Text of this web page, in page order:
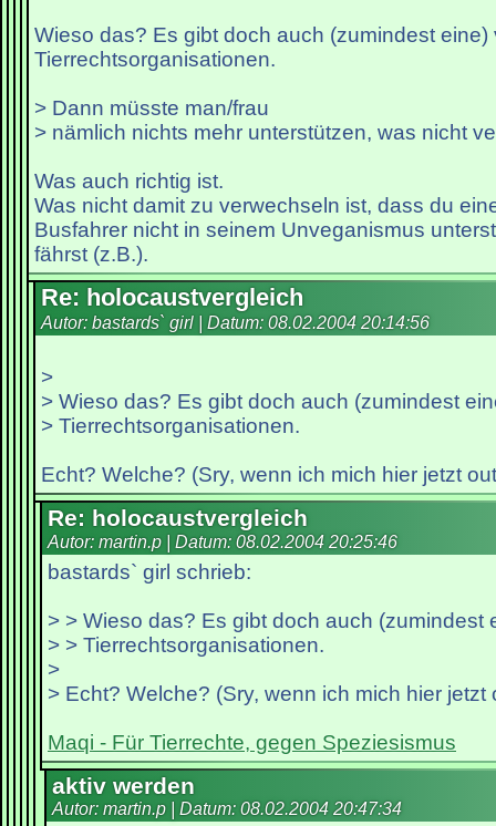
Wieso das? Es gibt doch auch (zumindest eine)
Tierrechtsorganisationen.
> Dann müsste man/frau
> nämlich nichts mehr unterstützen, was nicht
Was auch richtig ist.
Was nicht damit zu verwechseln ist, dass du
Busfahrer nicht in seinem Unveganismus
fährst (z.B.).
Re: holocaustvergleich
Autor: bastards` girl | Datum: 08.02.2004 20:14:56
>
> Wieso das? Es gibt doch auch (zumindest
> Tierrechtsorganisationen.
Echt? Welche? (Sry, wenn ich mich hier jetzt
Re: holocaustvergleich
Autor: martin.p | Datum: 08.02.2004 20:25:46
bastards` girl schrieb:
> > Wieso das? Es gibt doch auch (zumindest
> > Tierrechtsorganisationen.
>
> Echt? Welche? (Sry, wenn ich mich hier jetzt
Maqi - Für Tierrechte, gegen Speziesismus
aktiv werden
Autor: martin.p | Datum: 08.02.2004 20:47:34